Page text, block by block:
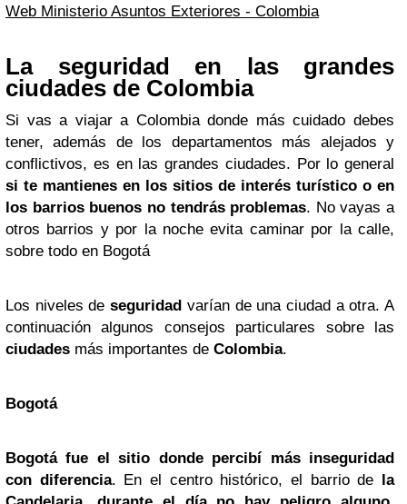
Web Ministerio Asuntos Exteriores - Colombia
La seguridad en las grandes
ciudades de Colombia
Si vas a viajar a Colombia donde más cuidado debes
tener, además de los departamentos más alejados y
conflictivos, es en las grandes ciudades. Por lo general
si te mantienes en los sitios de interés turístico o en
los barrios buenos no tendrás problemas. No vayas a
otros barrios y por la noche evita caminar por la calle,
sobre todo en Bogotá
Los niveles deseguridad varían de una ciudad a otra. A
continuación algunos consejos particulares sobre las
ciudades más importantes de Colombia.
Bogotá
Bogotá fue el sitio donde percibí más inseguridad
con diferencia. En el centro histórico, el barrio de
la